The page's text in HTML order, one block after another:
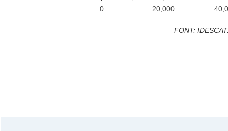
0 20,000
FONT: